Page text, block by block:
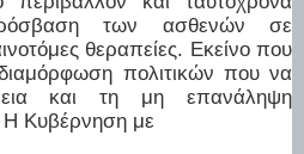
των ασθενών σε
θεραπείες. Εκείνο που
πολιτικών που να
και τη μη επανάληψη
Η Κυβέρνηση με